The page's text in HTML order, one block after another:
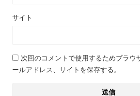
サイト
次回のコメントで使用するためブラウ
ールアドレス、サイトを保存する。